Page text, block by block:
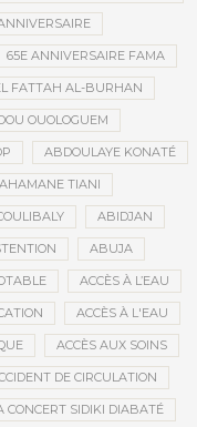
65E ANNIVERSAIRE FAMA
FATTAH AL-BURHAN
OUOLOGUEM
ABDOULAYE KONATÉ
TIANI
ABIDJAN
ABUJA
ACCÈS À L’EAU
ACCÈS À L'EAU
ACCÈS AUX SOINS
DE CIRCULATION
CONCERT SIDIKI DIABATÉ